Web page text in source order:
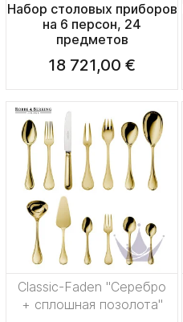
Набор столовых приборов
на 6 персон, 24
предметов
18 721,00 €
Classic-Faden "Серебро
+ сплошная позолота"